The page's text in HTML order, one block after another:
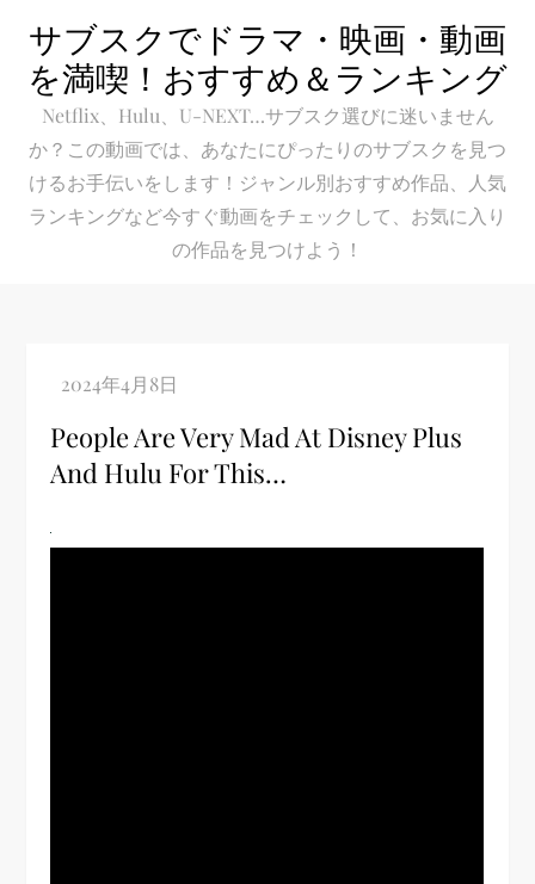
content
サブスクでドラマ・映画・動画
を満喫！おすすめ＆ランキング
Netflix、Hulu、U-NEXT…サブスク選びに迷いません
か？この動画では、あなたにぴったりのサブスクを見つ
けるお手伝いをします！ジャンル別おすすめ作品、人気
ランキングなど今すぐ動画をチェックして、お気に入り
の作品を見つけよう！
People Are Very Mad At Disney Plus
And Hulu For This…